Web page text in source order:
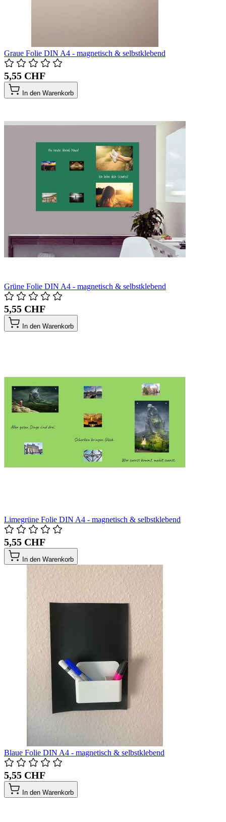
Graue Folie DIN A4 - magnetisch & selbstklebend
5,55 CHF
In den Warenkorb
Grüne Folie DIN A4 - magnetisch & selbstklebend
5,55 CHF
In den Warenkorb
Limegrüne Folie DIN A4 - magnetisch & selbstklebend
5,55 CHF
In den Warenkorb
Blaue Folie DIN A4 - magnetisch & selbstklebend
5,55 CHF
In den Warenkorb